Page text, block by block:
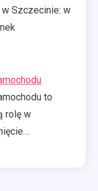
Szczecinie: w
to
rolę w